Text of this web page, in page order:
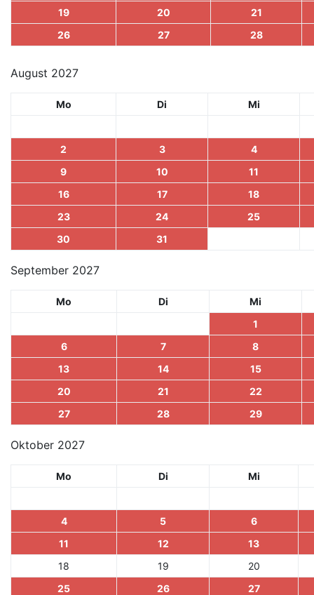
19 20
21
26
27 28
August 2027
Mo Di Mi
2 3
4
9
10
11
16
17
18
23
24
25
30
31
September 2027
Mo Di
Mi
1
6
7
8
13
14
15
20
21
22
27
28 29
Oktober 2027
Mo Di Mi
4 5
6
11
12
13
18
19
20
25
26 27